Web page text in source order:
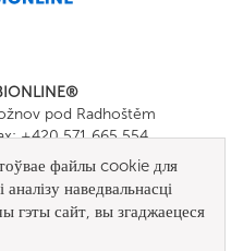
pod Radhoštěm
+420 571 665 554
файлы cookie для
наведвальнасці
гэты сайт, вы згаджаецеся